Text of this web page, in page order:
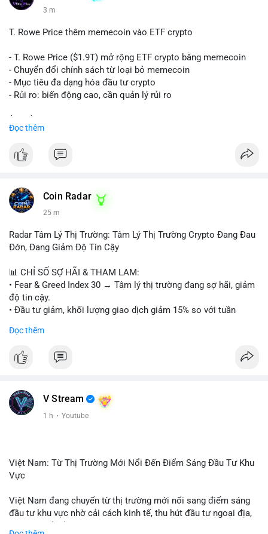
3 m
T. Rowe Price thêm memecoin vào ETF crypto
- T. Rowe Price ($1.9T) mở rộng ETF crypto bằng memecoin
- Chuyển đổi chính sách từ loại bỏ memecoin
- Mục tiêu đa dạng hóa đầu tư crypto
- Rủi ro: biến động cao, cần quản lý rủi ro
Đọc thêm
Coin Radar
25 m
Radar Tâm Lý Thị Trường: Tâm Lý Thị Trường Crypto Đang Đau
Đớn, Đang Giảm Độ Tin Cậy
📊 CHỈ SỐ SỢ HÃI & THAM LAM:
• Fear & Greed Index 30 → Tâm lý thị trường đang sợ hãi, giảm
độ tin cậy.
• Đầu tư giảm, khối lượng giao dịch giảm 15% so với tuần
• CoinGecko: Jimothy The Raccoon, Pudgy Penguins,
crypto.
• LunarCrush: Ethereum, Solana, Dogecoin, Chainlink, Litecoin,
• Telegram: US Senate tiến hành bỏ phiếu Clarity Act, IMF nói
stablecoin địa phương tăng nhu cầu.
“điểm mua bán” giảm.
• Binance announcements: hỗ trợ cổ phiếu Apple, IBM, airdrop
MMT, competition.
Đọc thêm
V Stream
1 h · Youtube
Việt Nam: Từ Thị Trường Mới Nổi Đến Điểm Sáng Đầu Tư Khu
Vực
Việt Nam đang chuyển từ thị trường mới nổi sang điểm sáng
đầu tư khu vực nhờ cải cách kinh tế, thu hút đầu tư ngoại địa,